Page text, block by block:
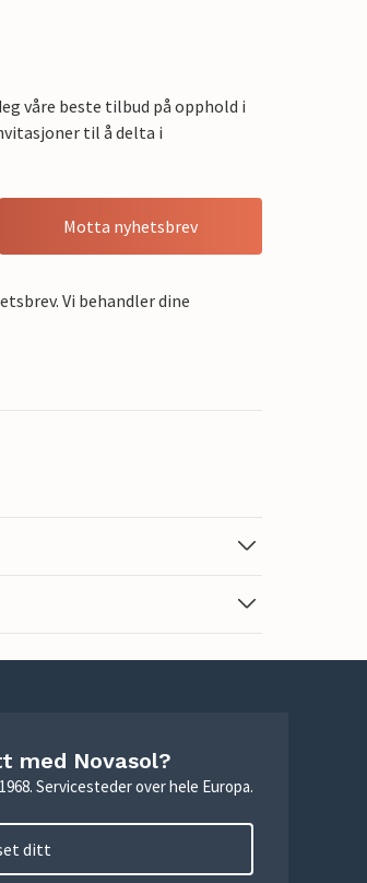
våre beste tilbud på opphold i
til å delta i
Motta nyhetsbrev
Vi behandler dine
med Novasol?
Servicesteder over hele Europa.
ditt